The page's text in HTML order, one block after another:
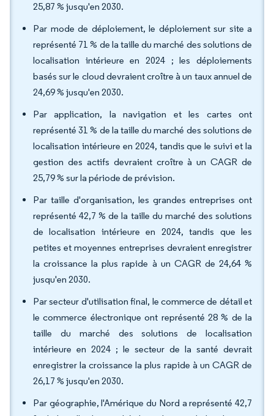
25,87 % jusqu'en 2030.
Par mode de déploiement, le déploiement sur site a
représenté 71 % de la taille du marché des solutions de
localisation intérieure en 2024 ; les déploiements
basés sur le cloud devraient croître à un taux annuel de
24,69 % jusqu'en 2030.
Par application, la navigation et les cartes ont
représenté 31 % de la taille du marché des solutions de
localisation intérieure en 2024, tandis que le suivi et la
gestion des actifs devraient croître à un CAGR de
25,79 % sur la période de prévision.
Par taille d'organisation, les grandes entreprises ont
représenté 42,7 % de la taille du marché des solutions
de localisation intérieure en 2024, tandis que les
petites et moyennes entreprises devraient enregistrer
la croissance la plus rapide à un CAGR de 24,64 %
jusqu'en 2030.
Par secteur d'utilisation final, le commerce de détail et
le commerce électronique ont représenté 28 % de la
taille du marché des solutions de localisation
intérieure en 2024 ; le secteur de la santé devrait
enregistrer la croissance la plus rapide à un CAGR de
26,17 % jusqu'en 2030.
Par géographie, l'Amérique du Nord a représenté 42,7